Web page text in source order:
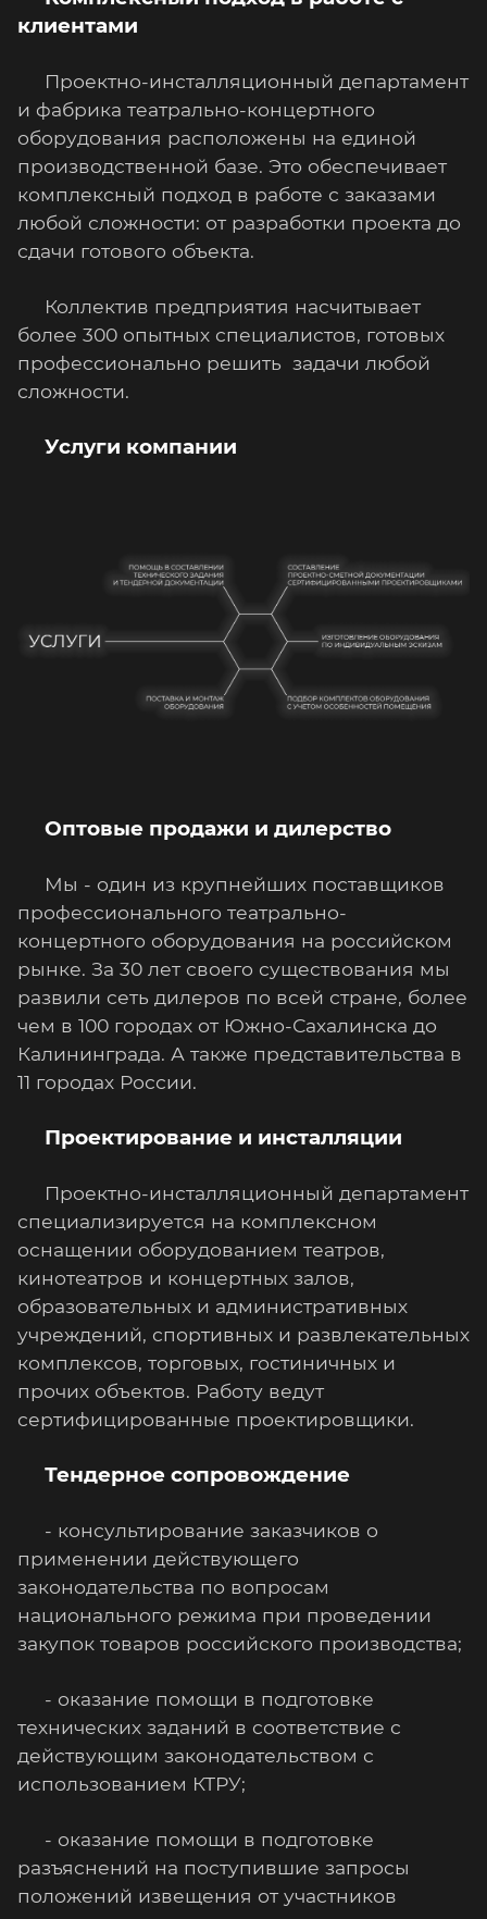
клиентами
Проектно-инсталляционный департамент
и фабрика театрально-концертного
оборудования расположены на единой
производственной базе. Это обеспечивает
комплексный подход в работе с заказами
любой сложности: от разработки проекта до
сдачи готового объекта.
Коллектив предприятия насчитывает
более 300 опытных специалистов, готовых
профессионально решить задачи любой
сложности.
Услуги компании
Оптовые продажи и дилерство
Мы - один из крупнейших поставщиков
профессионального театрально-
концертного оборудования на российском
рынке. За 30 лет своего существования мы
развили сеть дилеров по всей стране, более
чем в 100 городах от Южно-Сахалинска до
Калининграда. А также представительства в
11 городах России.
Проектирование и инсталляции
Проектно-инсталляционный департамент
специализируется на комплексном
оснащении оборудованием театров,
кинотеатров и концертных залов,
образовательных и административных
учреждений, спортивных и развлекательных
комплексов, торговых, гостиничных и
прочих объектов. Работу ведут
сертифицированные проектировщики.
Тендерное сопровождение
- консультирование заказчиков о
применении действующего
законодательства по вопросам
национального режима при проведении
закупок товаров российского производства;
- оказание помощи в подготовке
технических заданий в соответствие с
действующим законодательством с
использованием КТРУ;
- оказание помощи в подготовке
разъяснений на поступившие запросы
положений извещения от участников